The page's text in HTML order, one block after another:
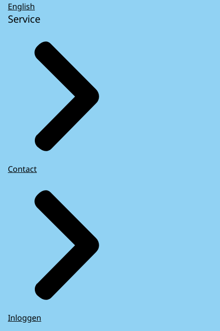
English
Service
Contact
Inloggen